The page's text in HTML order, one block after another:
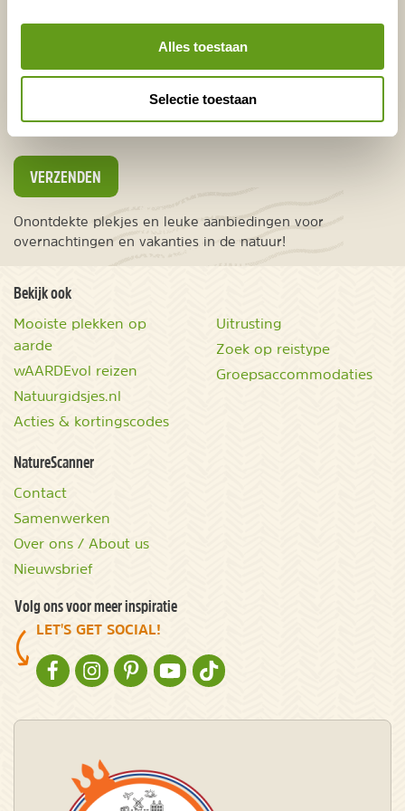
Alles toestaan
Selectie toestaan
E-mailadres* Waar ligt je interesse?
Nederland
Europa
Ver weg
VERZENDEN
Onontdekte plekjes en leuke aanbiedingen voor
overnachtingen en vakanties in de natuur!
Bekijk ook
Mooiste plekken op
aarde
wAARDEvol reizen
Natuurgidsjes.nl
Acties & kortingscodes
Uitrusting
Zoek op reistype
Groepsaccommodaties
NatureScanner
Contact
Samenwerken
Over ons / About us
Nieuwsbrief
Volg ons voor meer inspiratie
LET'S GET SOCIAL!
NATURESCANNER OP FACEBOOK
NATURESCANNER OP INSTAGRAM
NATURESCANNER OP PINTEREST
NATURESCANNER OP YOUTUBE
NATURESCANNER OP TIKTOK